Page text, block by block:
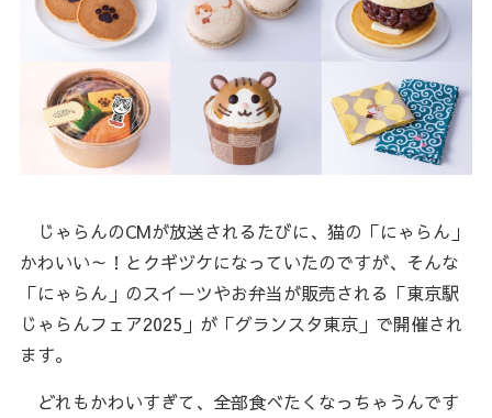
じゃらんのCMが放送されるたびに、猫の「にゃらん」
かわいい～！とクギヅケになっていたのですが、そんな
「にゃらん」のスイーツやお弁当が販売される「東京駅
じゃらんフェア2025」が「グランスタ東京」で開催され
ます。
どれもかわいすぎて、全部食べたくなっちゃうんです